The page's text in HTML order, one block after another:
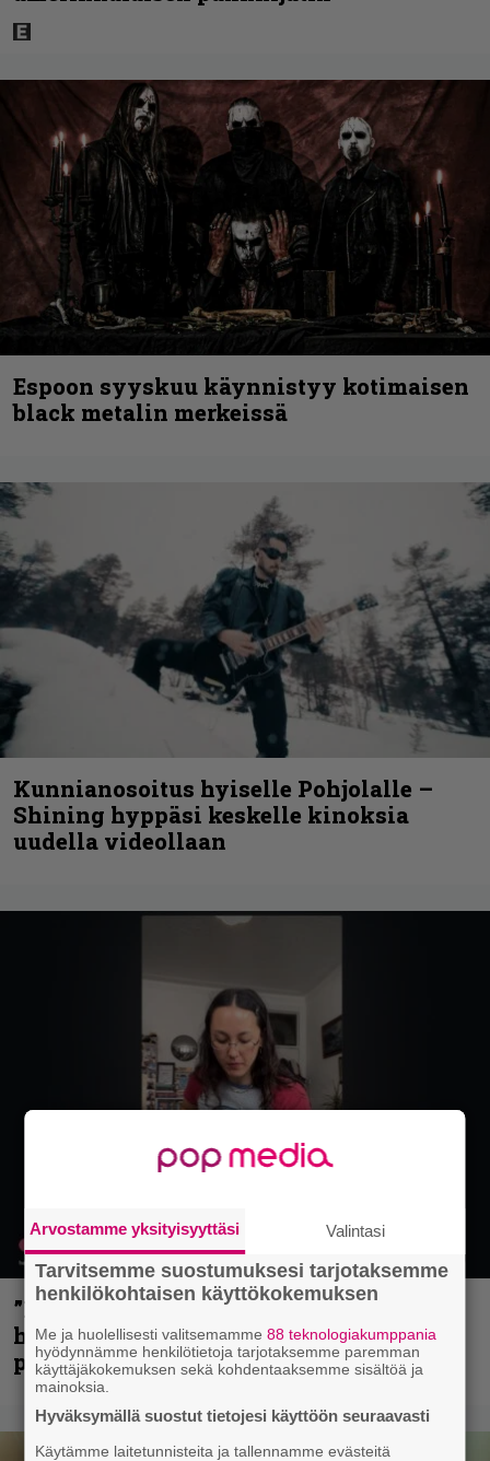
Espoon syyskuu käynnistyy kotimaisen
black metalin merkeissä
Kunnianosoitus hyiselle Pohjolalle –
Shining hyppäsi keskelle kinoksia
uudella videollaan
”Mitalini näyttää ihan plektralta” –
huippu-uimari jamittelee Megadethiä
palkinnollaan
Arvostamme yksityisyyttäsi Valintasi
Tarvitsemme suostumuksesi tarjotaksemme
henkilökohtaisen käyttökokemuksen
Me ja huolellisesti valitsemamme88 teknologiakumppania
hyödynnämme henkilötietoja tarjotaksemme paremman
käyttäjäkokemuksen sekä kohdentaaksemme sisältöä ja
mainoksia.
Hyväksymällä suostut tietojesi käyttöön seuraavasti
Käytämme laitetunnisteita ja tallennamme evästeitä